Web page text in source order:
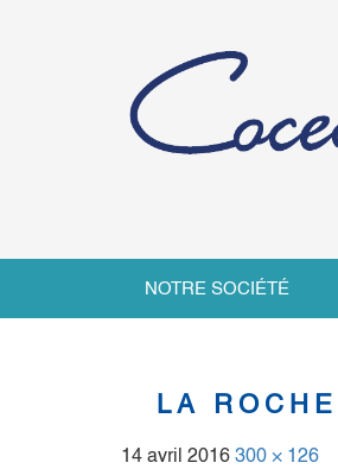
NOTRE SOCIÉTÉ
LA
14 avril 2016 300 × 126